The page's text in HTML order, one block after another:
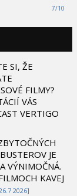
7/10
SI, ŽE
FILMY?
VÁS
VERTIGO
JE
VÝNIMOČNÁ.
KAVEJ
2026]